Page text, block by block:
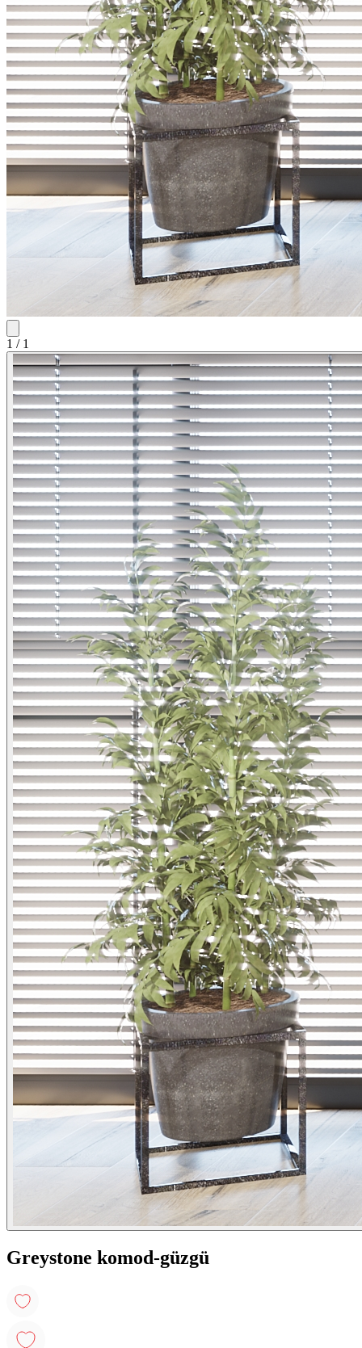
1 / 1
Greystone komod-güzgü